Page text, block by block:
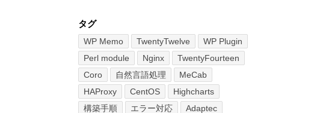
タグ
WP Memo TwentyTwelve
WP Plugin
Perl module
Nginx
TwentyFourteen
Coro
自然言語処理
MeCab
HAProxy
CentOS
Highcharts
構築手順
エラー対応
Adaptec